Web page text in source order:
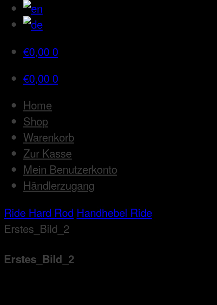
€0,00 0
€0,00 0
Home
Shop
Warenkorb
Zur Kasse
Mein Benutzerkonto
Händlerzugang
Ride Hard Rod Handhebel Ride
Erstes_Bild_2
Erstes_Bild_2